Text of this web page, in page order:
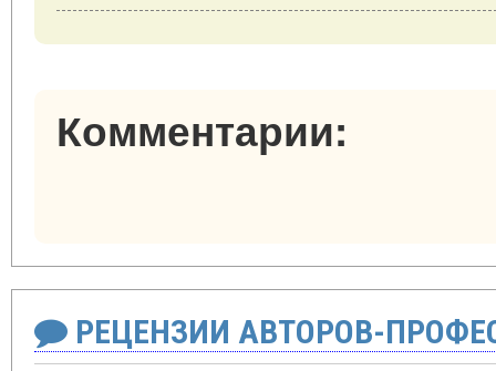
Комментарии:
РЕЦЕНЗИИ АВТОРОВ-